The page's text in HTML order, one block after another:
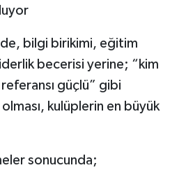
bilgi birikimi, eğitim
becerisi yerine; “kim
güçlü” gibi
kulüplerin en büyük
sonucunda;